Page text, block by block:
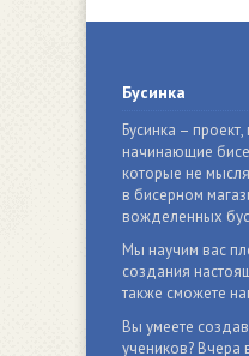
Бусинка
Бусинка –
начинающие
которые не
в бисерном
вожделенных
Мы научим вас
создания
также сможете
Вы умеете
учеников? Вчера